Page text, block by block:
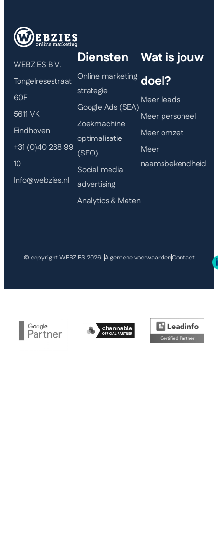
WEBZIES B.V.
Tongelresestraat
60F
5611 VK
Eindhoven
+31 (0)40 288 99
10
Info@webzies.nl
Diensten
Online marketing
strategie
Google Ads (SEA)
Zoekmachine
optimalisatie
(SEO)
Social media
advertising
Analytics & Meten
Wat is jouw
doel?
Meer leads
Meer personeel
Meer omzet
Meer
naamsbekendheid
© copyright WEBZIES 2026 Algemene voorwaardenContact